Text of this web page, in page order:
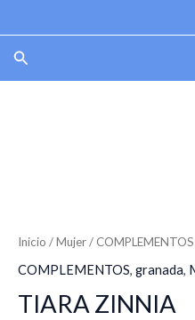
al
contenido
Buscar
Inicio /Mujer/ COMPLEMENTOS
COMPLEMENTOS, granada,
TIARA ZINNIA